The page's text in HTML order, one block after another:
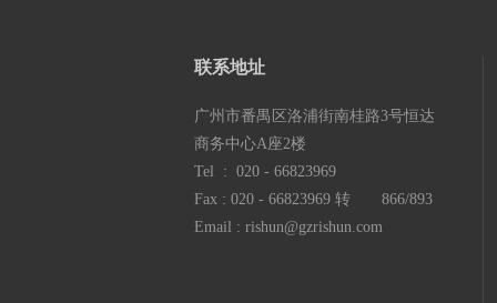
联系地址
广州市番禺区洛浦街南桂路3号恒达
商务中心A座2楼
Tel : 020 - 66823969
Fax : 020 - 66823969 转 866/893
Email : rishun@gzrishun.com